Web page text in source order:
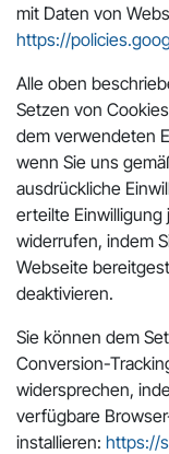
mit Daten von
https://
Alle oben
Setzen von
dem verwendeten
wenn Sie uns
ausdrückliche
erteilte
widerrufen, indem
Webseite
deaktivieren.
Sie können dem
Conversion-
widersprechen,
verfügbare
installieren: https://